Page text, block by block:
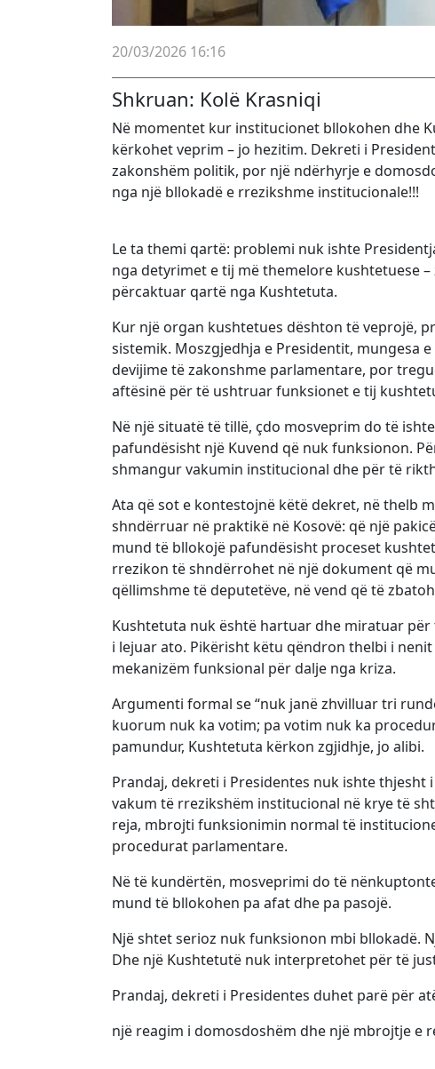
20/03/2026 16:16
Shkruan: Kolë Krasniqi
Në momentet kur institucionet bllokohen dhe
kërkohet veprim – jo hezitim. Dekreti i
zakonshëm politik, por një ndërhyrje e
nga një bllokadë e rrezikshme institucionale!!!
Le ta themi qartë: problemi nuk ishte
nga detyrimet e tij më themelore kushtetuese
përcaktuar qartë nga Kushtetuta.
Kur një organ kushtetues dështon të veprojë,
sistemik. Moszgjedhja e Presidentit, mungesa
devijime të zakonshme parlamentare, por
aftësinë për të ushtruar funksionet e tij
Në një situatë të tillë, çdo mosveprim do të
pafundësisht një Kuvend që nuk funksionon.
shmangur vakumin institucional dhe për të
Ata që sot e kontestojnë këtë dekret, në thelb
shndërruar në praktikë në Kosovë: që një
mund të bllokojë pafundësisht proceset
rrezikon të shndërrohet në një dokument që
qëllimshme të deputetëve, në vend që të
Kushtetuta nuk është hartuar dhe miratuar
i lejuar ato. Pikërisht këtu qëndron thelbi i
mekanizëm funksional për dalje nga kriza.
Argumenti formal se “nuk janë zhvilluar tri
kuorum nuk ka votim; pa votim nuk ka
pamundur, Kushtetuta kërkon zgjidhje, jo alibi.
Prandaj, dekreti i Presidentes nuk ishte
vakum të rrezikshëm institucional në krye të
reja, mbrojti funksionimin normal të
procedurat parlamentare.
Në të kundërtën, mosveprimi do të
mund të bllokohen pa afat dhe pa pasojë.
Një shtet serioz nuk funksionon mbi bllokadë.
Dhe një Kushtetutë nuk interpretohet për të
Prandaj, dekreti i Presidentes duhet parë për
një reagim i domosdoshëm dhe një mbrojtje e